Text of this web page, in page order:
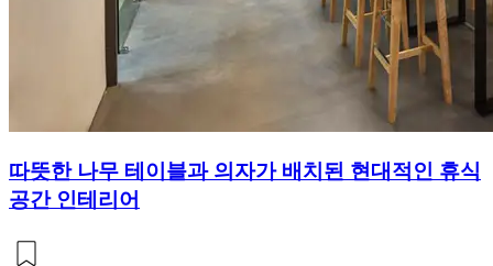
따뜻한 나무 테이블과 의자가 배치된 현대적인 휴식
공간 인테리어